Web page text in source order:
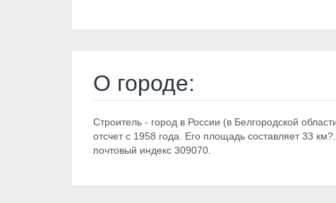
О городе:
Строитель - город в России (в Белгородской
отсчет с 1958 года. Его площадь составляет 33
почтовый индекс 309070.